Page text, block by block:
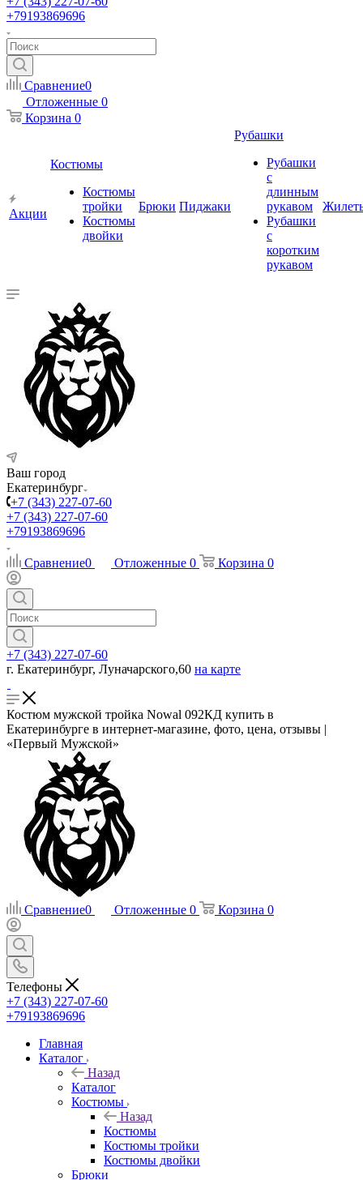
+79193869696
Сравнение0
Отложенные 0
Корзина 0
Акции
Костюмы
Костюмы
тройки
Костюмы
двойки
Брюки Пиджаки
Рубашки
Рубашки
с
длинным
рукавом
Рубашки
с
коротким
рукавом
Ваш город
Екатеринбург
+7 (343) 227-07-60
+7 (343) 227-07-60
+79193869696
Сравнение0 Отложенные 0 Корзина 0
+7 (343) 227-07-60
г. Екатеринбург, Луначарского,60 на карте
Костюм мужской тройка Nowal 092КД купить в
Екатеринбурге в интернет-магазине, фото, цена, отзывы |
«Первый Мужской»
Сравнение0 Отложенные 0 Корзина 0
Телефоны
+7 (343) 227-07-60
+79193869696
Главная
Каталог
Назад
Каталог
Костюмы
Назад
Костюмы
Костюмы тройки
Костюмы двойки
Брюки